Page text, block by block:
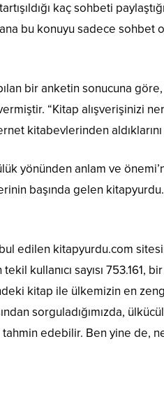
kaç sohbeti
bu konuyu sadece sohbet
bir anketin sonucuna göre,
“Kitap alışverişinizi
kitabevlerinden
yönünden anlam ve
başında gelen
edilen kitapyurdu.com
kullanıcı sayısı 753.161,
kitap ile ülkemizin en
sorguladığımızda,
tahmin edebilir. Ben yine de,